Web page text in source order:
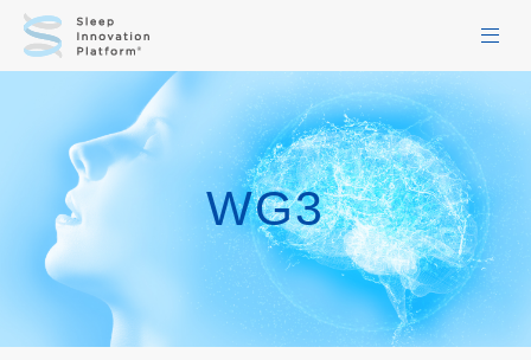
HOME
お知らせ一覧
活動レポート一覧
コラム
当会について
WG3